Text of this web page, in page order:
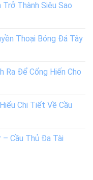
Thành Siêu Sao
Thoại Bóng Đá Tây
Ra Để Cống Hiến Cho
Chi Tiết Về Cầu
Cầu Thủ Đa Tài